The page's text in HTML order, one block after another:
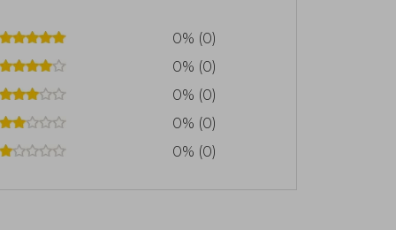
0% (0)
0% (0)
0% (0)
0% (0)
0% (0)